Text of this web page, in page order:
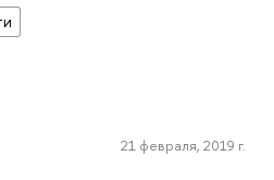
21 февраля, 2019 г.